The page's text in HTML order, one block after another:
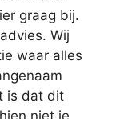
graag bij.
Wij
waar alles
is dat dit